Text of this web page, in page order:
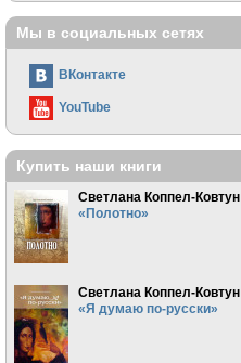
Мы в социальных сетях
ВКонтакте
YouTube
Купить наши книги
Светлана Коппел-Ковтун
«Полотно»
Светлана Коппел-Ковтун
«Я думаю по-русски»